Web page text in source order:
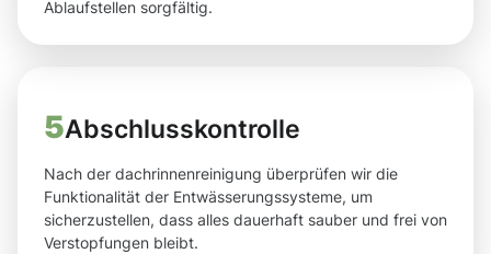
Ablaufstellen sorgfältig.
5Abschlusskontrolle
Nach der dachrinnenreinigung überprüfen wir die
Funktionalität der Entwässerungssysteme, um
sicherzustellen, dass alles dauerhaft sauber und frei von
Verstopfungen bleibt.